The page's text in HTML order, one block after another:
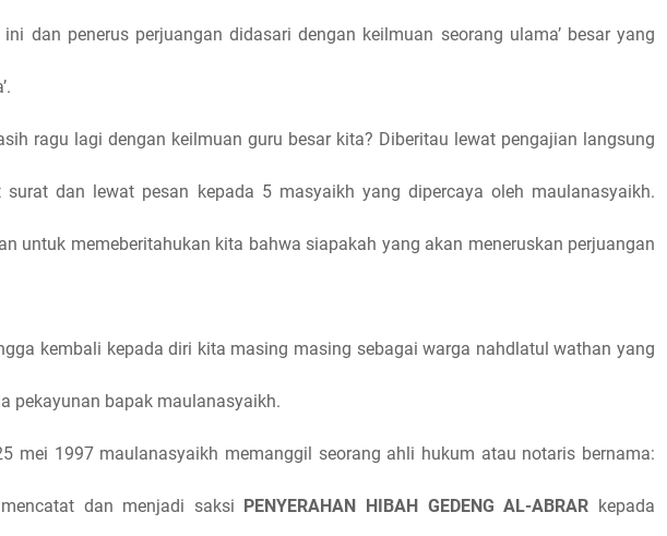
dan penerus perjuangan didasari dengan keilmuan seorang ulama’ besar yang
ragu lagi dengan keilmuan guru besar kita? Diberitau lewat pengajian langsung
surat dan lewat pesan kepada 5 masyaikh yang dipercaya oleh maulanasyaikh.
untuk memeberitahukan kita bahwa siapakah yang akan meneruskan perjuangan
kembali kepada diri kita masing masing sebagai warga nahdlatul wathan yang
pekayunan bapak maulanasyaikh.
mei 1997 maulanasyaikh memanggil seorang ahli hukum atau notaris bernama:
mencatat dan menjadi saksi PENYERAHAN HIBAH GEDENG AL-ABRAR kepada